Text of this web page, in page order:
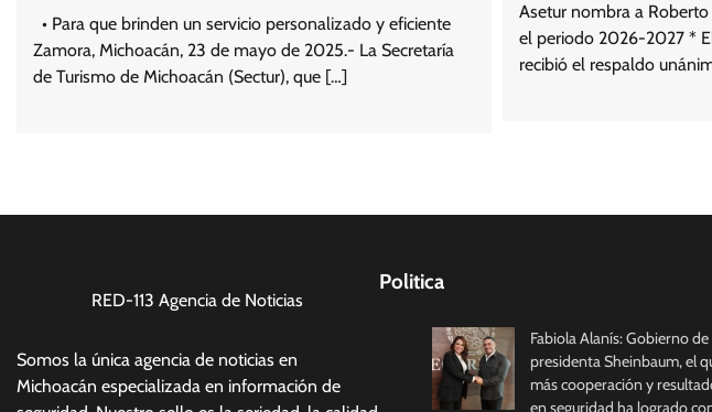
• Para que brinden un servicio personalizado y eficiente
Zamora, Michoacán, 23 de mayo de 2025.- La Secretaría
de Turismo de Michoacán (Sectur), que […]
Asetur nombra a
el periodo 2026-2027 *
recibió el respaldo
RED-113 Agencia de Noticias
Somos la única agencia de noticias en
Michoacán especializada en información de
Politica
Fabiola Alanís: Gobierno de
presidenta Sheinbaum, el
más cooperación y
en seguridad ha logrado